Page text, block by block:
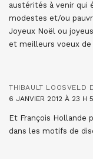
austérités à venir qui
modestes et/ou
Joyeux Noël ou
et meilleurs voeux de
THIBAULT LOOSVELD
6 JANVIER 2012 À 23 H
Et François Hollande
dans les motifs de